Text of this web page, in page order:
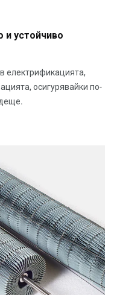
устойчиво
електрификацията,
осигурявайки по-